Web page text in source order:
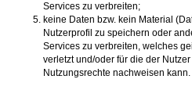
Services zu verbreiten;
keine Daten bzw. kein Material
Nutzerprofil zu speichern oder
Services zu verbreiten, welches
verletzt und/oder für die der
Nutzungsrechte nachweisen kann.